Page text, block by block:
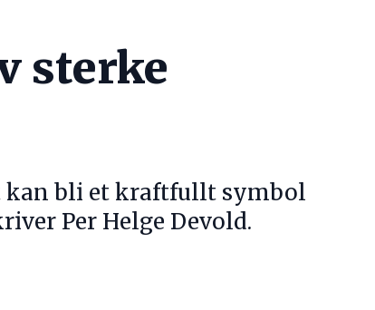
sterke
kan bli et kraftfullt symbol
Per Helge Devold.